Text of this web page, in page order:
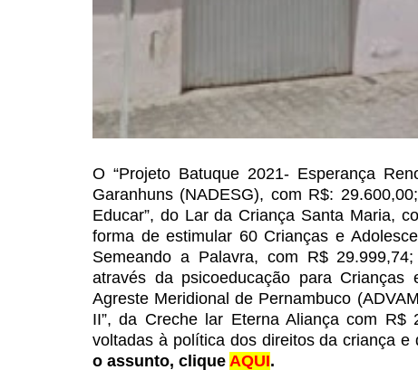
O “Projeto Batuque 2021- Esperança
Garanhuns (NADESG), com R$:
Educar”, do Lar da Criança Santa Maria,
forma de estimular 60 Crianças e
Semeando a Palavra, com R$ 29.999,74;
através da psicoeducação para Crianças
Agreste Meridional de Pernambuco
II”, da Creche lar EternaAliança com R$
voltadas à política dos direitos da criança e
o assunto, clique AQUI.